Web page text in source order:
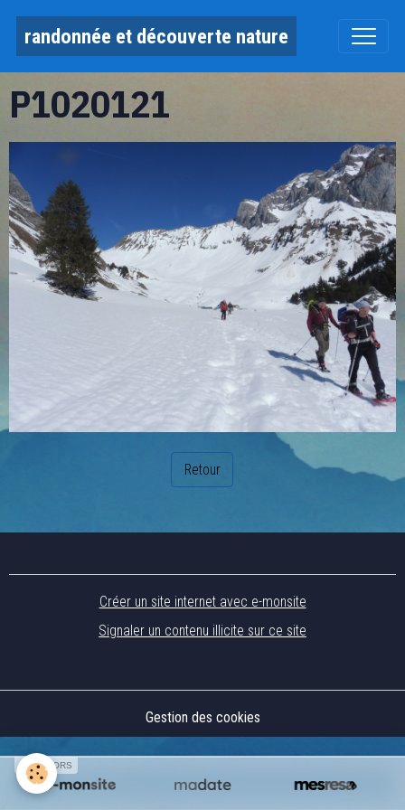
randonnée et découverte nature
P1020121
Retour
Créer un site internet avec e-monsite
Signaler un contenu illicite sur ce site
Gestion des cookies
SPONSORS